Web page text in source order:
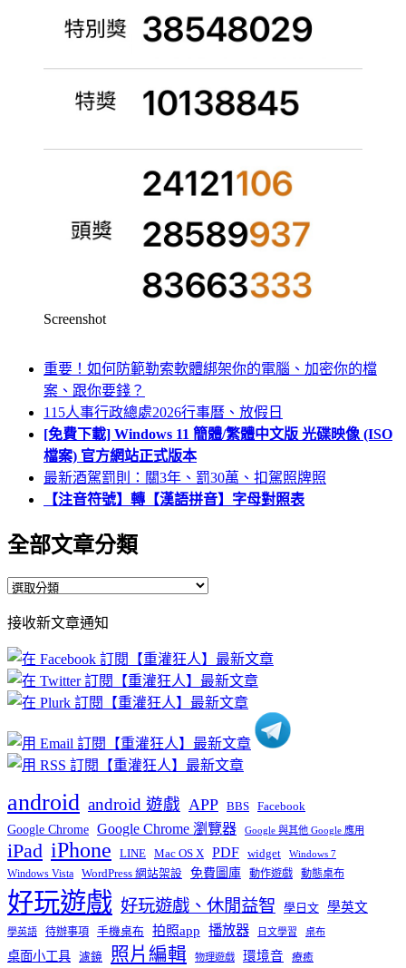
Screenshot
重要！如何防範勒索軟體綁架你的電腦、加密你的檔
案、跟你要錢？
115人事行政總處2026行事曆、放假日
[免費下載] Windows 11 簡體/繁體中文版 光碟映像 (ISO
檔案) 官方網站正式版本
最新酒駕罰則：關3年、罰30萬、扣駕照牌照
【注音符號】轉【漢語拼音】字母對照表
全部文章分類
全
文
章
分
類
接收新文章通知
android android 遊戲 APP BBS Facebook
Google Chrome Google Chrome 瀏覽器 Google 與其他 Google 應用
iPad iPhone LINE Mac OS X PDF widget Windows 7
Windows Vista WordPress 網站架設 免費圖庫 動作遊戲 動態桌布
好玩遊戲 好玩遊戲、休閒益智 學日文 學英文
學英語 待辦事項 手機桌布 拍照app 播放器 日文學習 桌布
桌面小工具 濾鏡 照片編輯 物理遊戲 環境音 療癒